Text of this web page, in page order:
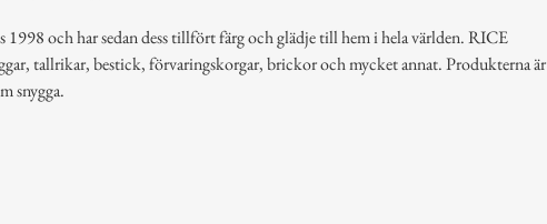
1998 och har sedan dess tillfört färg och glädje till hem i hela världen. RICE
tallrikar, bestick, förvaringskorgar, brickor och mycket annat. Produkterna är
snygga.